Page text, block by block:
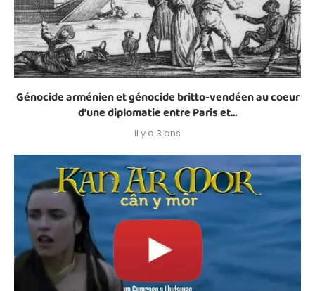
Génocide arménien et génocide britto-vendéen au coeur
d’une diplomatie entre Paris et...
Il y a 3 ans